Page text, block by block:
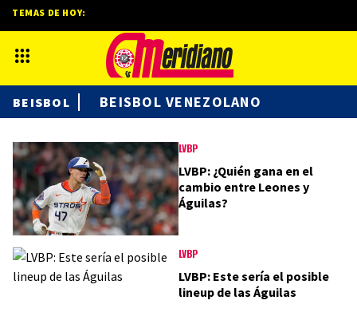
LVBP
LVBP: ¿Quién gana en el
cambio entre Leones y
Águilas?
LVBP
LVBP: Este sería el posible
lineup de las Águilas
TEMAS DE HOY:
BEISBOL BEISBOL VENEZOLANO